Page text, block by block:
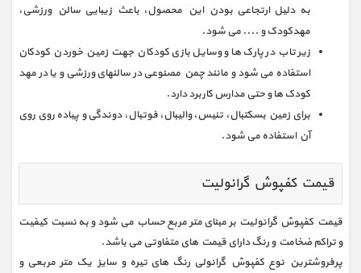
به دلیل ارتجاعی بودن این محصول، باعث زیبایی سالن ورزشی،
مهدکودک و .... می شود.
زیر تاب در پارک ها و وسایل بازی کودکان جهت زمین خوردن کودکان
استفاده می شود و مانند چمن مصنوعی در سالنهای ورزشی و یا در مهد
کودک ها و حتی مدارس کاربرد دارد.
برای زمین بسکتبال، تنیس، والیبال، فوتبال، دوندگی و پیاده روی روی
آن استفاده می شود.
قیمت کفپوش گرانولیت
قیمت کفپوش گرانولیت بر مبنای متر مربع حساب می شود و به نسبت کیفیت
و تراکم ضخامت و رنگ دارای قیمت های متفاوتی می باشد.
پرفروشترین نوع کفپوش گرانولی رنگ های تیره و سایز یک متر مربعی و